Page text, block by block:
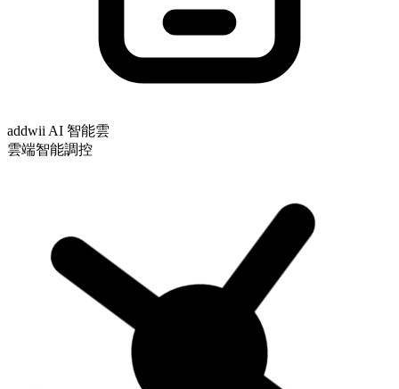
addwii AI 智能雲
雲端智能調控